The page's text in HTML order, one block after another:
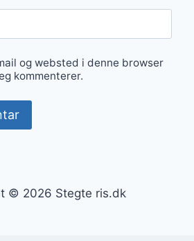
og websted i denne browser
kommenterer.
© 2026 Stegte ris.dk